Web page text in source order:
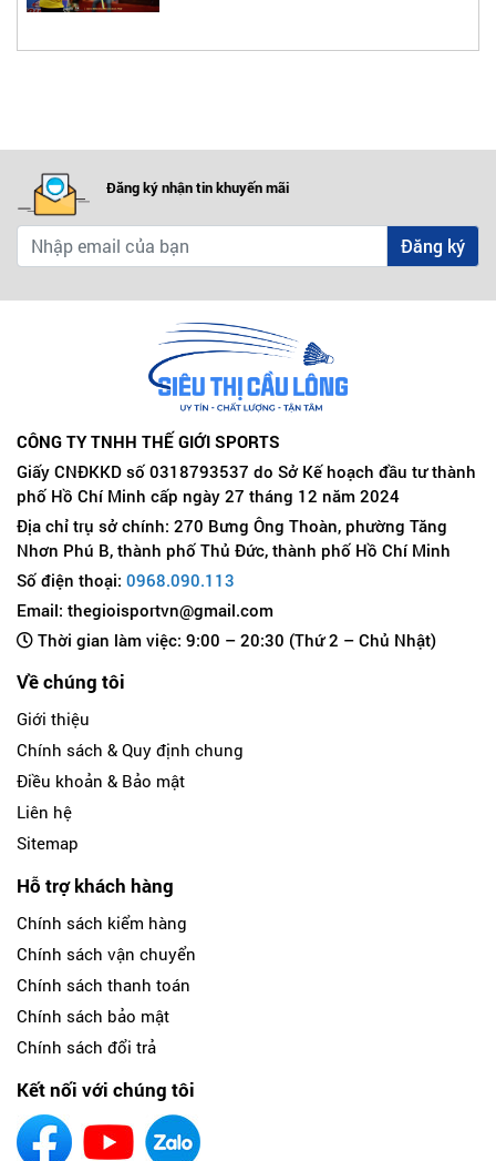
Đăng ký nhận tin khuyến mãi
Đăng ký
CÔNG TY TNHH THẾ GIỚI SPORTS
Giấy CNĐKKD số 0318793537 do Sở Kế hoạch đầu tư thành
phố Hồ Chí Minh cấp ngày 27 tháng 12 năm 2024
Địa chỉ trụ sở chính: 270 Bưng Ông Thoàn, phường Tăng
Nhơn Phú B, thành phố Thủ Đức, thành phố Hồ Chí Minh
Số điện thoại: 0968.090.113
Email: thegioisportvn@gmail.com
Thời gian làm việc: 9:00 – 20:30 (Thứ 2 – Chủ Nhật)
Về chúng tôi
Giới thiệu
Chính sách & Quy định chung
Điều khoản & Bảo mật
Liên hệ
Sitemap
Hỗ trợ khách hàng
Chính sách kiểm hàng
Chính sách vận chuyển
Chính sách thanh toán
Chính sách bảo mật
Chính sách đổi trả
Kết nối với chúng tôi